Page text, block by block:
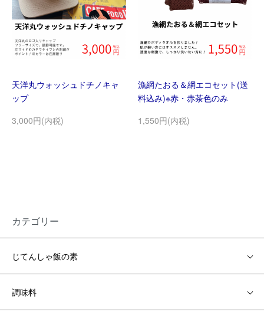
天洋丸ウォッシュドチノキャ
ップ
3,000円(内税)
漁網たおる＆網エコセット(送
料込み)※赤・赤茶色のみ
1,550円(内税)
カテゴリー
じてんしゃ飯の素
調味料